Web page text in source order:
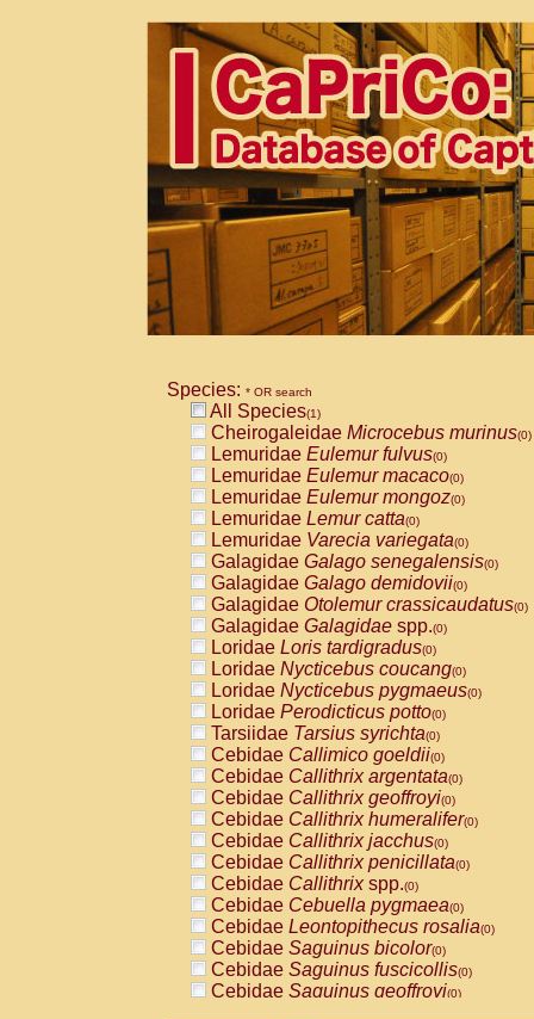
Species: * OR search
All Species(1)
Cheirogaleidae Microcebus murinus(0)
Lemuridae Eulemur fulvus(0)
Lemuridae Eulemur macaco(0)
Lemuridae Eulemur mongoz(0)
Lemuridae Lemur catta(0)
Lemuridae Varecia variegata(0)
Galagidae Galago senegalensis(0)
Galagidae Galago demidovii(0)
Galagidae Otolemur crassicaudatus(0)
Galagidae Galagidae spp.(0)
Loridae Loris tardigradus(0)
Loridae Nycticebus coucang(0)
Loridae Nycticebus pygmaeus(0)
Loridae Perodicticus potto(0)
Tarsiidae Tarsius syrichta(0)
Cebidae Callimico goeldii(0)
Cebidae Callithrix argentata(0)
Cebidae Callithrix geoffroyi(0)
Cebidae Callithrix humeralifer(0)
Cebidae Callithrix jacchus(0)
Cebidae Callithrix penicillata(0)
Cebidae Callithrixspp.(0)
Cebidae Cebuella pygmaea(0)
Cebidae Leontopithecus rosalia(0)
Cebidae Saguinus bicolor(0)
Cebidae Saguinus fuscicollis(0)
Cebidae Saguinus geoffroyi(0)